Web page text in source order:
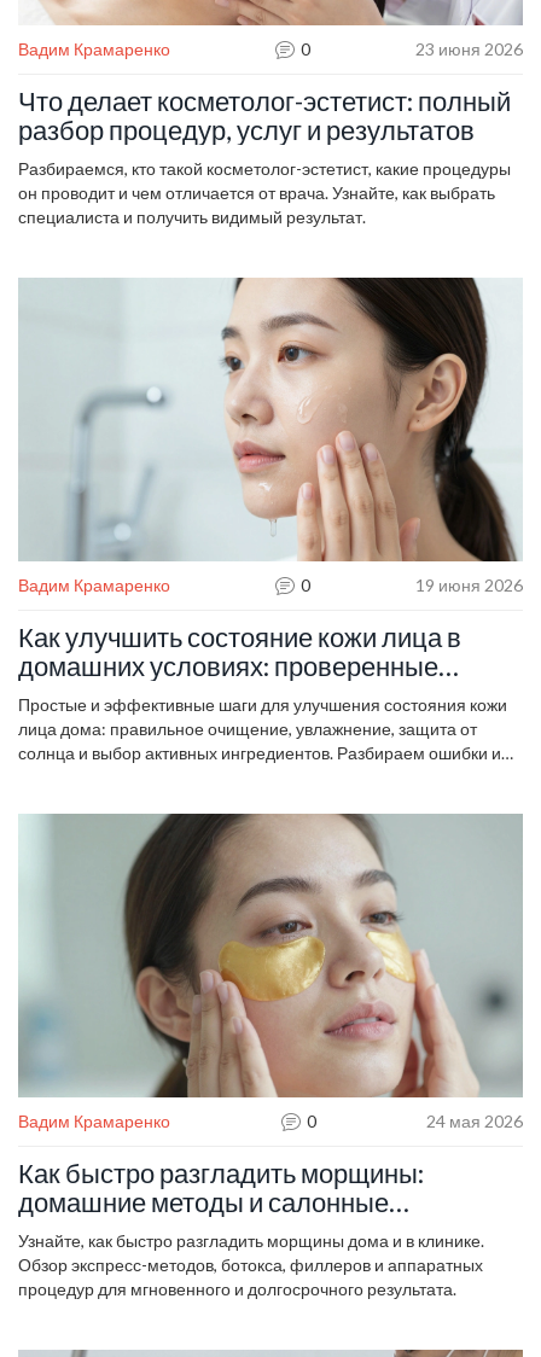
Вадим Крамаренко 0 23 июня 2026
Что делает косметолог-эстетист: полный
разбор процедур, услуг и результатов
Разбираемся, кто такой косметолог-эстетист, какие процедуры
он проводит и чем отличается от врача. Узнайте, как выбрать
специалиста и получить видимый результат.
Вадим Крамаренко 0 19 июня 2026
Как улучшить состояние кожи лица в
домашних условиях: проверенные
методы и ошибки ухода
Простые и эффективные шаги для улучшения состояния кожи
лица дома: правильное очищение, увлажнение, защита от
солнца и выбор активных ингредиентов. Разбираем ошибки и
Вадим Крамаренко 0 24 мая 2026
Как быстро разгладить морщины:
домашние методы и салонные
процедуры
Узнайте, как быстро разгладить морщины дома и в клинике.
Обзор экспресс-методов, ботокса, филлеров и аппаратных
процедур для мгновенного и долгосрочного результата.